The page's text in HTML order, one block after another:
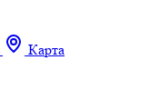
Карта